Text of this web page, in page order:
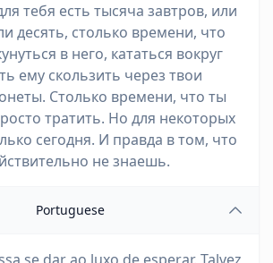
тебя есть тысяча завтров, или
десять, столько времени, что
в него, кататься вокруг
ему скользить через твои
Столько времени, что ты
тратить. Но для некоторых
сегодня. И правда в том, что
не знаешь.
Portuguese